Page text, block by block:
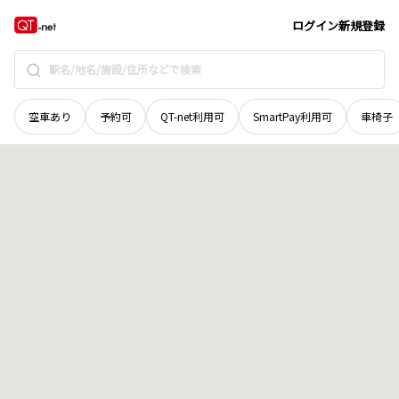
ログイン新規登録
空車あり 予約可 QT-net利用可 SmartPay利用可 車椅子
徳島県